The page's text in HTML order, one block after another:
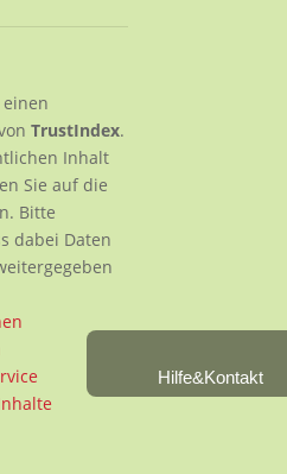
einen
TrustIndex.
Inhalt
Sie auf die
Bitte
dabei Daten
Hilfe&Kontakt